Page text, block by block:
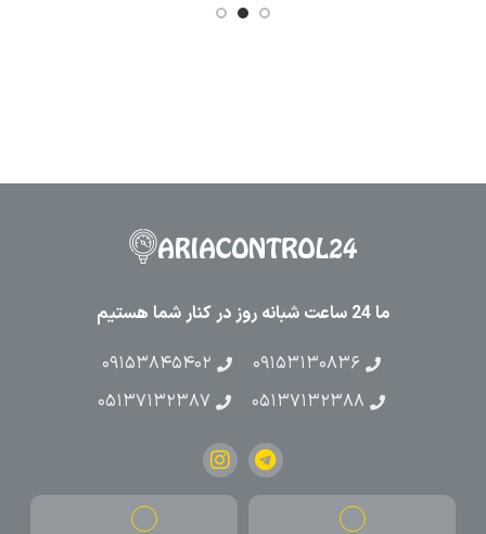
ما 24 ساعت شبانه روز در کنار شما هستیم
۰۹۱۵۳۱۳۰۸۳۶
۰۹۱۵۳۸۴۵۴۰۲
۰۵۱۳۷۱۳۲۳۸۸
۰۵۱۳۷۱۳۲۳۸۷